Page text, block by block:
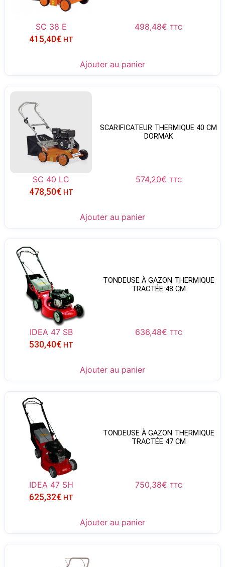
SC 38 E 498,48€ TTC
415,40€ HT
Ajouter au panier
SCARIFICATEUR THERMIQUE 40 CM
DORMAK
SC 40 LC 574,20€ TTC
478,50€ HT
Ajouter au panier
TONDEUSE À GAZON THERMIQUE
TRACTÉE 48 CM
IDEA 47 SB 636,48€ TTC
530,40€ HT
Ajouter au panier
TONDEUSE À GAZON THERMIQUE
TRACTÉE 47 CM
IDEA 47 SH 750,38€ TTC
625,32€ HT
Ajouter au panier